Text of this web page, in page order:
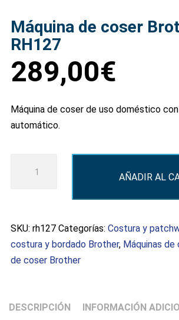
Máquina de coser
RH127
289,00€
Máquina de coser de uso doméstico
automático.
RH127
cantidad
AÑADIR AL
SKU: rh127 Categorías: Costura y
costura y bordado Brother, Máquinas de
de coser Brother
DESCRIPCIÓN INFORMACIÓN